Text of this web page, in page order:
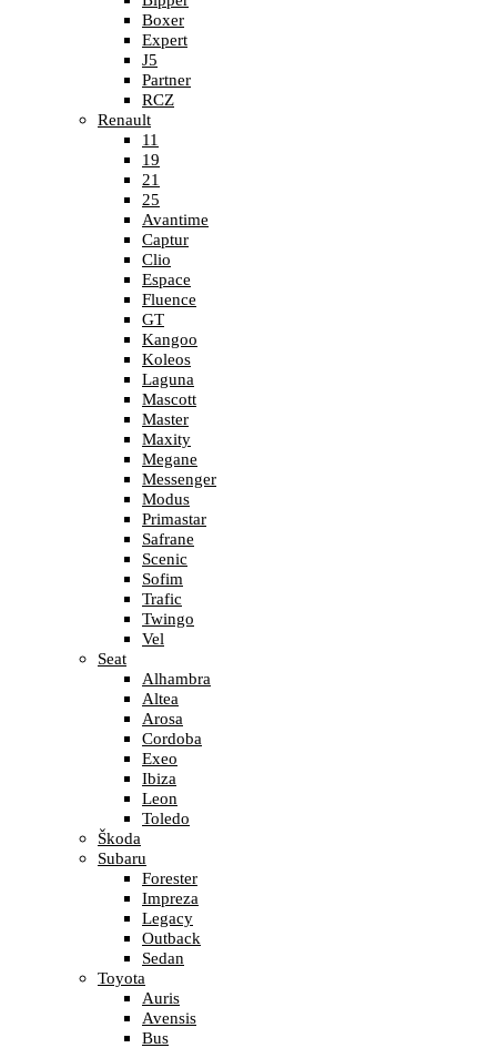
Boxer
Expert
J5
Partner
RCZ
Renault
11
19
21
25
Avantime
Captur
Clio
Espace
Fluence
GT
Kangoo
Koleos
Laguna
Mascott
Master
Maxity
Megane
Messenger
Modus
Primastar
Safrane
Scenic
Sofim
Trafic
Twingo
Vel
Seat
Alhambra
Altea
Arosa
Cordoba
Exeo
Ibiza
Leon
Toledo
Škoda
Subaru
Forester
Impreza
Legacy
Outback
Sedan
Toyota
Auris
Avensis
Bus